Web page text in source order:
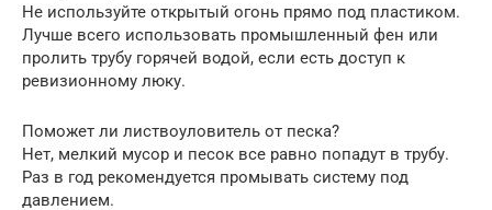
Не используйте открытый огонь прямо под пластиком.
Лучше всего использовать промышленный фен или
пролить трубу горячей водой, если есть доступ к
ревизионному люку.
Поможет ли листвоуловитель от песка?
Нет, мелкий мусор и песок все равно попадут в трубу.
Раз в год рекомендуется промывать систему под
давлением.